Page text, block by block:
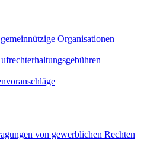
Organisationen
von gewerblichen Rechten